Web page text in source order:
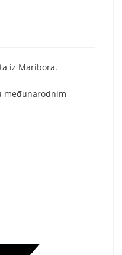
iz Maribora.
međunarodnim